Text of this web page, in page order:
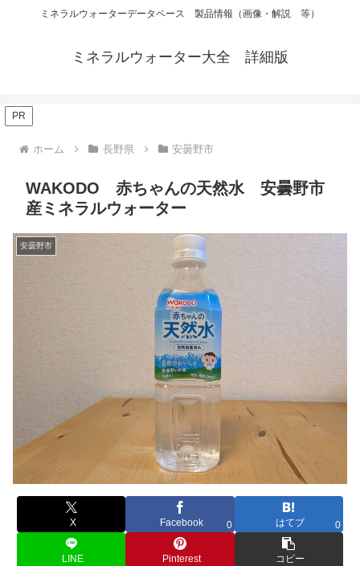
ミネラルウォーターデータベース 製品情報（画像・解説 等）
ミネラルウォーター大全 詳細版
PR
ホーム 長野県 安曇野市
WAKODO 赤ちゃんの天然水 安曇野市
産ミネラルウォーター
安曇野市
X Facebook 0 はてブ 0
LINE Pinterest コピー